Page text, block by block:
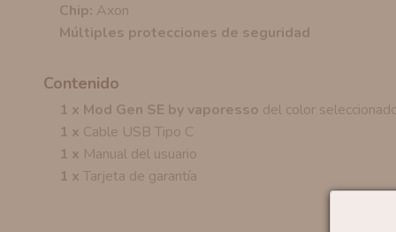
Chip: Axon
Múltiples protecciones de seguridad
Contenido
1 x Mod Gen SE by vaporesso del color
1 x Cable USB Tipo C
1 x Manual del usuario
1 x Tarjeta de garantía